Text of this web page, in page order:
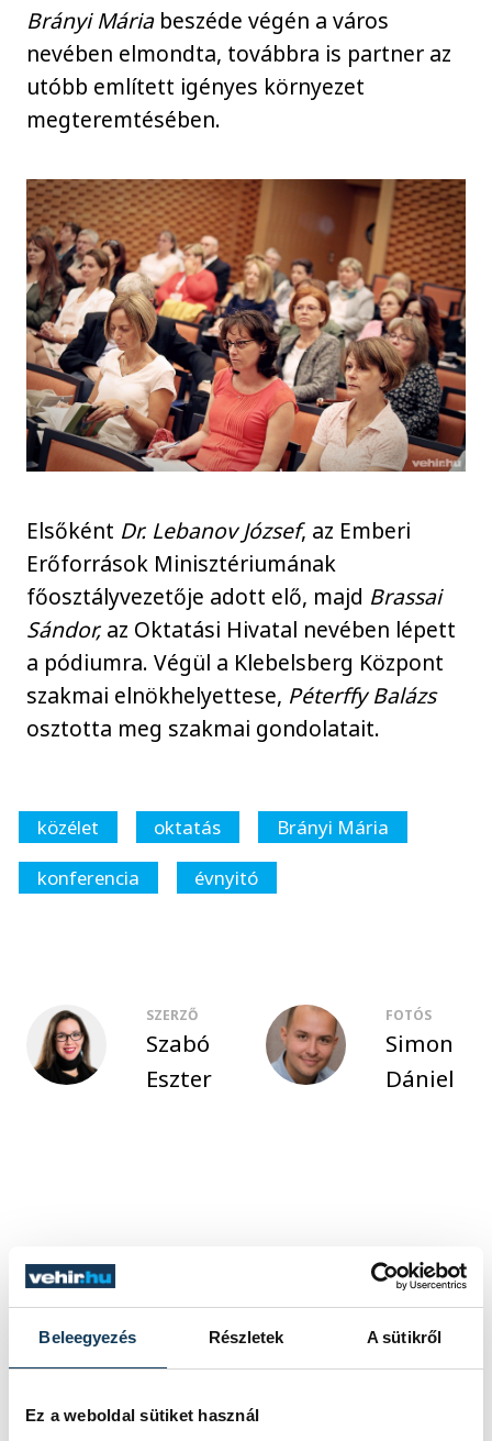
Beleegyezés Részletek A sütikről
Ez a weboldal sütiket használ
Brányi Mária beszéde végén a város
nevében elmondta, továbbra is partner az
utóbb említett igényes környezet
megteremtésében.
Elsőként Dr. Lebanov József, az Emberi
Erőforrások Minisztériumának
főosztályvezetője adott elő, majd Brassai
Sándor, az Oktatási Hivatal nevében lépett
a pódiumra. Végül a Klebelsberg Központ
szakmai elnökhelyettese, Péterffy Balázs
osztotta meg szakmai gondolatait.
közélet oktatás
Brányi Mária
konferencia
évnyitó
SZERZŐ
Szabó
Eszter
FOTÓS
Simon
Dániel